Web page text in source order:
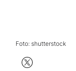
Foto: shutterstock